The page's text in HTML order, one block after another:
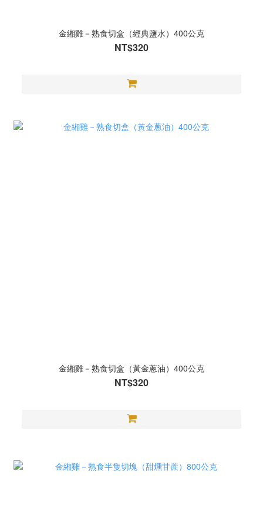
金緗雞－熟食切盒（經典鹽水）400公克
NT$320
金緗雞－熟食切盒（黃金蔥油）400公克
NT$320